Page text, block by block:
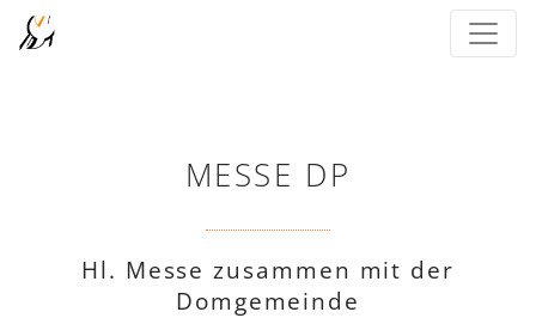
MESSE DP
Hl. Messe zusammen mit der
Domgemeinde